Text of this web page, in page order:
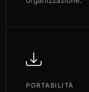
PORTABILITÀ